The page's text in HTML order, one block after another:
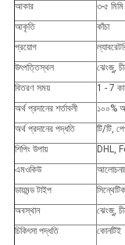
আকার
৩-৫ মিমি
আকৃতি
কাঁচা
প্রয়োগ
উৎপত্তিস্থল
ঝেংজু,
বিতরণ সময়
1 - 7
অর্থ প্রদানের শর্তাবলী
১০০%
অর্থ প্রদানের পদ্ধতি
টি/টি,
শিপিং উপায়
DHL,
এমওকিউ
ডায়মন্ড টাইপ
অবস্থান
ঝেংজু,
চিকিৎসা পদ্ধতি
কোনটিই